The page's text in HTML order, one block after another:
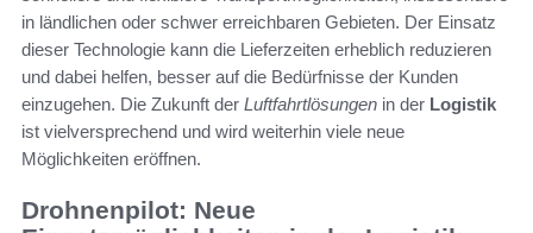
in ländlichen oder schwer erreichbaren Gebieten. Der Einsatz
dieser Technologie kann die Lieferzeiten erheblich reduzieren
und dabei helfen, besser auf die Bedürfnisse der Kunden
einzugehen. Die Zukunft der Luftfahrtlösungen in der Logistik
ist vielversprechend und wird weiterhin viele neue
Möglichkeiten eröffnen.
Drohnenpilot: Neue